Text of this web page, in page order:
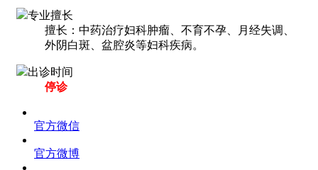
专业擅长
擅长：中药治疗妇科肿瘤、不育不孕、月经失调、
外阴白斑、盆腔炎等妇科疾病。
出诊时间
停诊
官方微信
官方微博